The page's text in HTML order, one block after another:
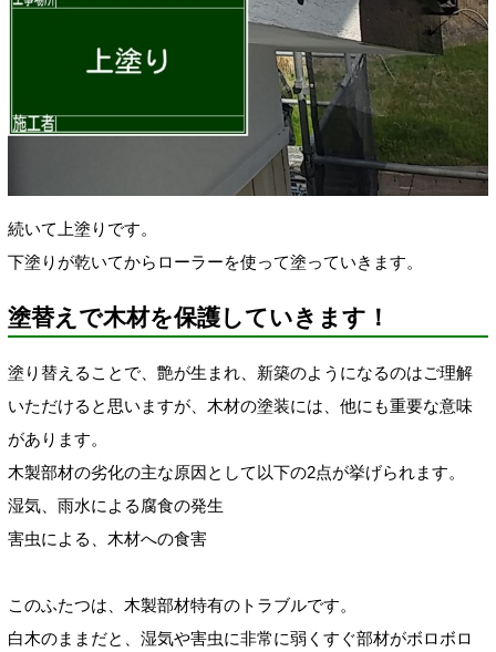
続いて上塗りです。
下塗りが乾いてからローラーを使って塗っていきます。
塗替えで木材を保護していきます！
塗り替えることで、艶が生まれ、新築のようになるのはご理解
いただけると思いますが、木材の塗装には、他にも重要な意味
があります。
木製部材の劣化の主な原因として以下の2点が挙げられます。
湿気、雨水による腐食の発生
害虫による、木材への食害
このふたつは、木製部材特有のトラブルです。
白木のままだと、湿気や害虫に非常に弱くすぐ部材がボロボロ